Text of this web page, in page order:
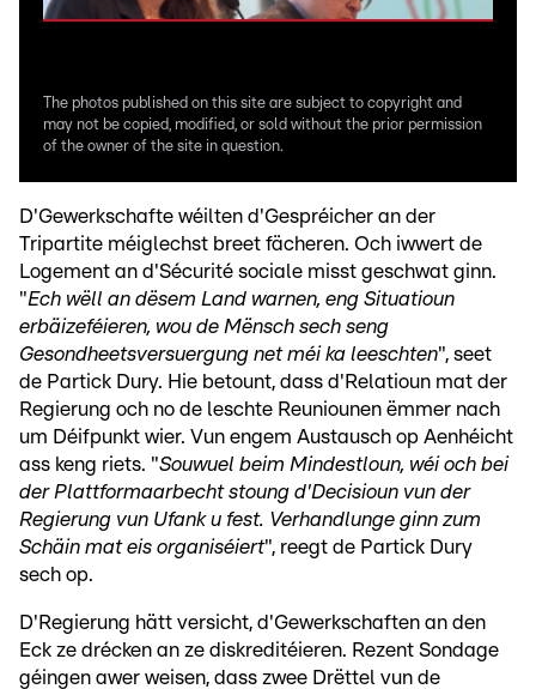
The photos published on this site are subject to copyright and
may not be copied, modified, or sold without the prior permission
of the owner of the site in question.
D'Gewerkschafte wéilten d'Gespréicher an der
Tripartite méiglechst breet fächeren. Och iwwert de
Logement an d'Sécurité sociale misst geschwat ginn.
"Ech wëll an dësem Land warnen, eng Situatioun
erbäizeféieren, wou de Mënsch sech seng
Gesondheetsversuergung net méi ka leeschten", seet
de Partick Dury. Hie betount, dass d'Relatioun mat der
Regierung och no de leschte Reuniounen ëmmer nach
um Déifpunkt wier. Vun engem Austausch op Aenhéicht
ass keng riets. "Souwuel beim Mindestloun, wéi och bei
der Plattformaarbecht stoung d'Decisioun vun der
Regierung vun Ufank u fest. Verhandlunge ginn zum
Schäin mat eis organiséiert", reegt de Partick Dury
sech op.
D'Regierung hätt versicht, d'Gewerkschaften an den
Eck ze drécken an ze diskreditéieren. Rezent Sondage
géingen awer weisen, dass zwee Drëttel vun de